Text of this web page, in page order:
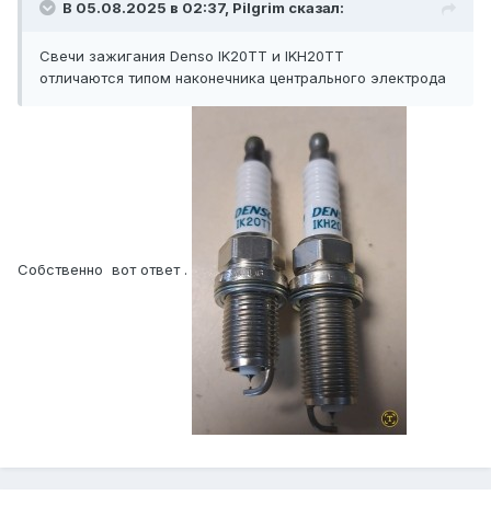
В 05.08.2025 в 02:37, Pilgrim сказал:
Свечи зажигания Denso IK20TT и IKH20TT
отличаются типом наконечника центрального электрода
Собственно вот ответ .